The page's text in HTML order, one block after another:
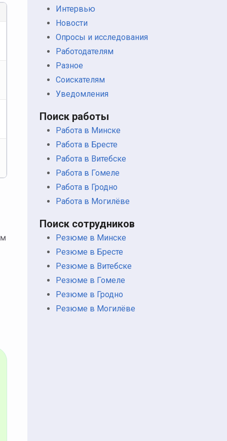
Интервью
Новости
Опросы и исследования
Работодателям
Разное
Соискателям
Уведомления
Поиск работы
Работа в Минске
Работа в Бресте
Работа в Витебске
Работа в Гомеле
Работа в Гродно
Работа в Могилёве
Поиск сотрудников
Резюме в Минске
Резюме в Бресте
Резюме в Витебске
Резюме в Гомеле
Резюме в Гродно
Резюме в Могилёве